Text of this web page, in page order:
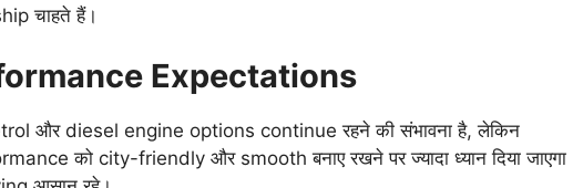
चाहते हैं।
Expectations
और diesel engine options continue रहने की संभावना है, लेकिन
को city-friendly और smooth बनाए रखने पर ज्यादा ध्यान दिया जाएगा